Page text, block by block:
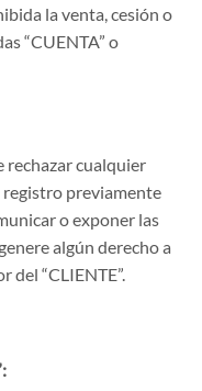
la venta, cesión o
“CUENTA” o
rechazar cualquier
registro previamente
o exponer las
algún derecho a
del “CLIENTE”.